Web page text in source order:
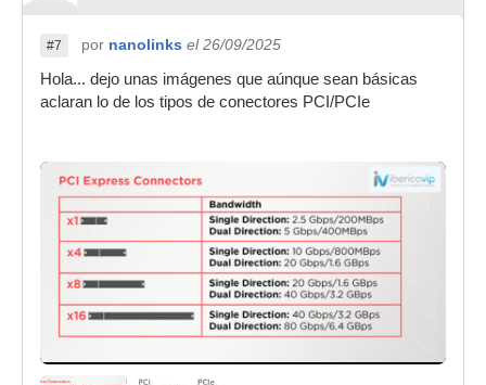
#7 por nanolinks el 26/09/2025
Hola... dejo unas imágenes que aúnque sean básicas
aclaran lo de los tipos de conectores PCI/PCIe